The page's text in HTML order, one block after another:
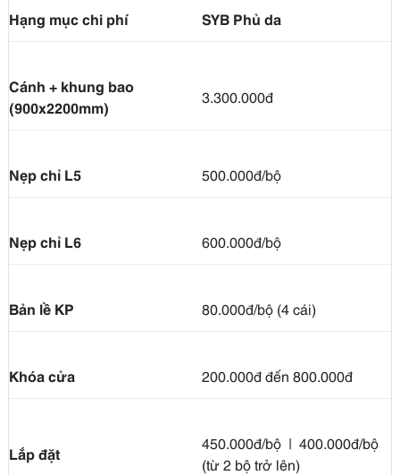
Hạng mục chi phí SYB Phủ da
Cánh + khung bao
(900x2200mm)
3.300.000đ
Nẹp chỉ L5 500.000đ/bộ
Nẹp chỉ L6 600.000đ/bộ
Bản lề KP 80.000đ/bộ (4 cái)
Khóa cửa 200.000đ đến 800.000đ
Lắp đặt
450.000đ/bộ | 400.000đ/bộ
(từ 2 bộ trở lên)